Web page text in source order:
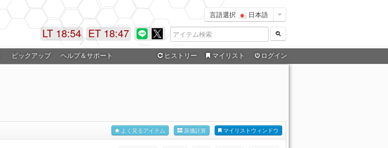
言語選択 日本語
ET 18:48
LT 18:54
ピックアップ ヘルプ＆サポート ヒストリー マイリスト ログイン
マイリストウィンドウ
原価計算
よく見るアイテム